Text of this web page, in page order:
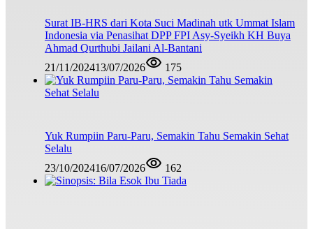
Surat IB-HRS dari Kota Suci Madinah utk Ummat Islam
Indonesia via Penasihat DPP FPI Asy-Syeikh KH Buya
Ahmad Qurthubi Jailani Al-Bantani
21/11/202413/07/2026 175
Yuk Rumpiin Paru-Paru, Semakin Tahu Semakin Sehat
Selalu
23/10/202416/07/2026 162